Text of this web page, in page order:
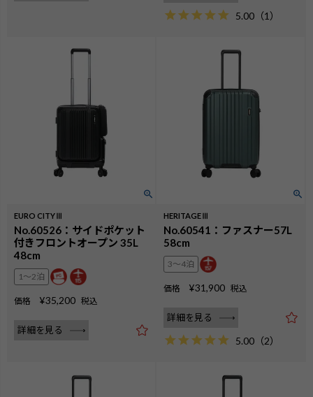
5.00 （1）
EURO CITYⅢ
No.60526：サイドポケット
付きフロントオープン 35L
48cm
1〜2泊
価格 ¥35,200 税込
詳細を見る
HERITAGEⅢ
No.60541：ファスナー57L
58cm
3〜4泊
価格 ¥31,900 税込
詳細を見る
5.00 （2）